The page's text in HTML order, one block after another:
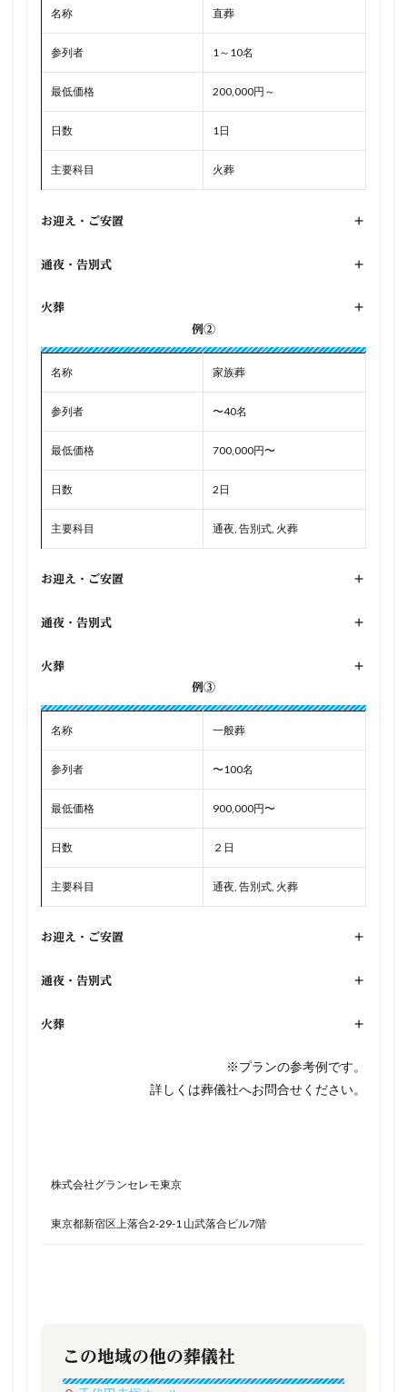
名称 直葬
参列者 1～10名
最低価格 200,000円～
日数 1日
主要科目 火葬
お迎え・ご安置 +
通夜・告別式 +
火葬
+
例②
名称 家族葬
参列者 〜40名
最低価格 700,000円〜
日数 2日
主要科目 通夜, 告別式, 火葬
お迎え・ご安置 +
通夜・告別式 +
火葬
+
例③
名称 一般葬
参列者 〜100名
最低価格 900,000円〜
日数 ２日
主要科目 通夜, 告別式, 火葬
お迎え・ご安置 +
通夜・告別式 +
火葬 +
※プランの参考例です。
詳しくは葬儀社へお問合せください。
株式会社グランセレモ東京
東京都新宿区上落合2-29-1 山武落合ビル7階
この地域の他の葬儀社